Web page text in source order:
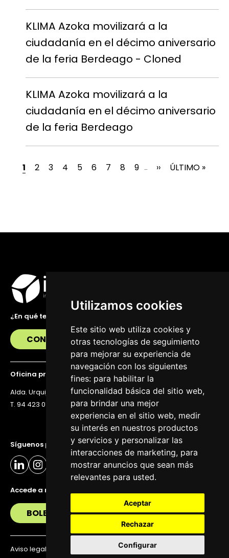
Utilizamos cookies
Este sitio web utiliza cookies y
otras tecnologías de seguimiento
para mejorar su experiencia de
navegación con los siguientes
fines: para habilitar la
funcionalidad básica del sitio web,
para brindar una mejor
experiencia en el sitio web, medir
su interés en nuestros productos
y servicios y personalizar las
interacciones de marketing, para
mostrar anuncios que sean más
relevantes para usted.
Aceptar
Rechazar
Configurar
KLIMA Azoka movilizará a la
ciudadanía en el décimo aniversario
de la feria Berdeago - Cloned
KLIMA Azoka movilizará a la
ciudadanía en el décimo aniversario
de la feria Berdeago
PÁGINA ACTUAL
1 PÁGINA
2 PÁGINA
3 PÁGINA
4 PÁGINA
5 PÁGINA
6 PÁGINA
7 PÁGINA
8 PÁGINA
9 … SIGUIENTE PÁGINA
›› ÚLTIMA
ÚLTIMO »
Síguenos para estar al día
Accede a nuestra newsletter
BOLETÍN
¿En qué te podemos ayudar?
CONTÁCTANOS
Oficina principal
Alda. Urquijo 36, 6ª planta, 48011 Bilbao
T. 94 423 07 43
Aviso legal Política de privacidad